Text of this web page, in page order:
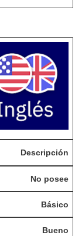
Descripción
No posee
Básico
Bueno